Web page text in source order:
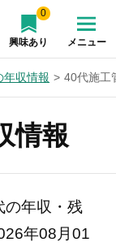
0
興味あり メニュー
年収情報 40代施工
情報
の年収・残
年08月01